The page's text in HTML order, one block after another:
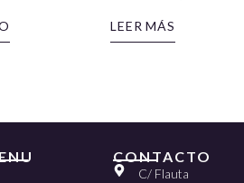
LEER MÁS
CONTACTO
C/ Flauta